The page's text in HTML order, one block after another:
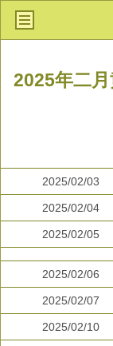
2025年二
2025/02/03
2025/02/04
2025/02/05
2025/02/06
2025/02/07
2025/02/10